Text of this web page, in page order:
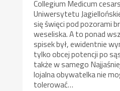
Collegium Medicum
Uniwersytetu
się święci pod pozorami
weseliska. A to ponad
spisek był, ewidentnie
tylko obcej potencji po
także w samego
lojalna obywatelka nie
tolerować…